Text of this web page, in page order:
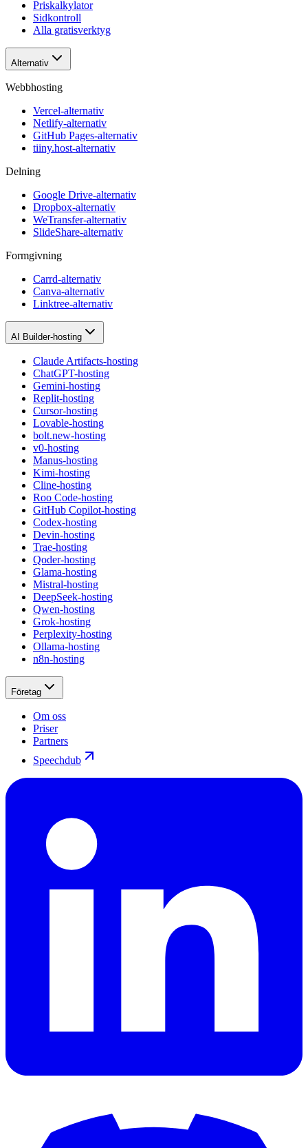
Priskalkylator
Sidkontroll
Alla gratisverktyg
Alternativ
Webbhosting
Vercel-alternativ
Netlify-alternativ
GitHub Pages-alternativ
tiiny.host-alternativ
Delning
Google Drive-alternativ
Dropbox-alternativ
WeTransfer-alternativ
SlideShare-alternativ
Formgivning
Carrd-alternativ
Canva-alternativ
Linktree-alternativ
AI Builder-hosting
Claude Artifacts-hosting
ChatGPT-hosting
Gemini-hosting
Replit-hosting
Cursor-hosting
Lovable-hosting
bolt.new-hosting
v0-hosting
Manus-hosting
Kimi-hosting
Cline-hosting
Roo Code-hosting
GitHub Copilot-hosting
Codex-hosting
Devin-hosting
Trae-hosting
Qoder-hosting
Glama-hosting
Mistral-hosting
DeepSeek-hosting
Qwen-hosting
Grok-hosting
Perplexity-hosting
Ollama-hosting
n8n-hosting
Företag
Om oss
Priser
Partners
Speechdub